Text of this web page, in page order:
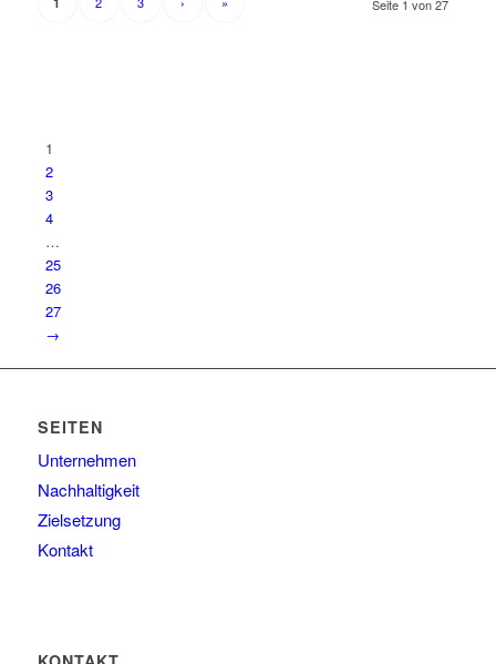
Seite 1 von 27
1
2
3
4
…
25
26
27
→
SEITEN
Unternehmen
Nachhaltigkeit
Zielsetzung
Kontakt